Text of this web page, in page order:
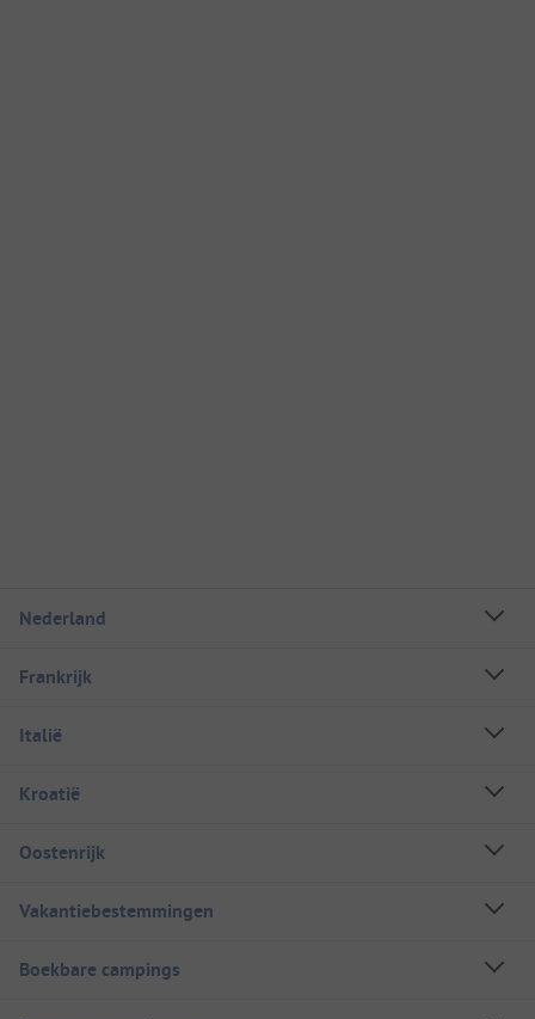
Nederland
Frankrijk
Italië
Kroatië
Oostenrijk
Vakantiebestemmingen
Boekbare campings